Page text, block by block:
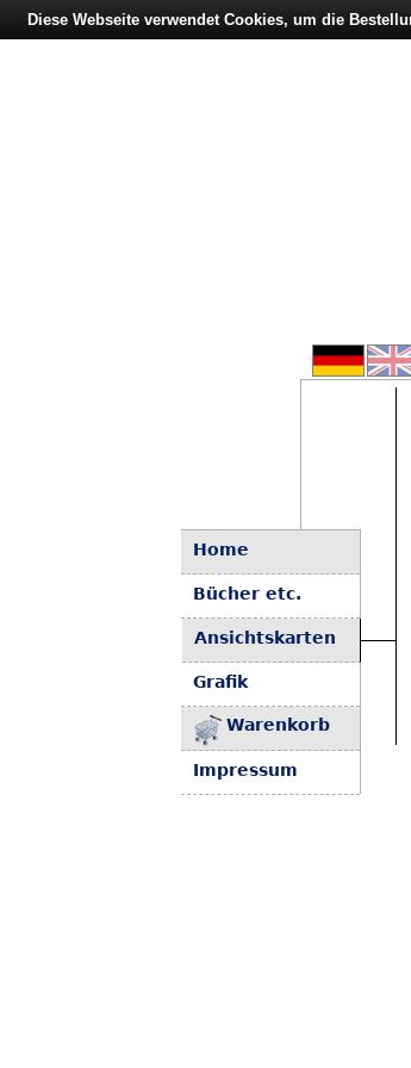
Home
Bücher etc.
Ansichtskarten
Grafik
Warenkorb
Impressum
Diese Webseite verwendet Cookies, um die